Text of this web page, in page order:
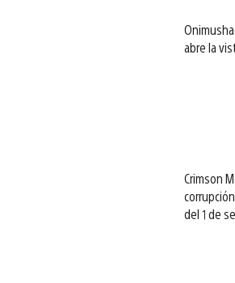
abre la
Crimson
del 1 de